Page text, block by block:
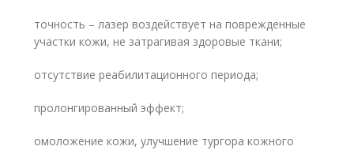
точность – лазер воздействует на поврежденные
участки кожи, не затрагивая здоровые ткани;
отсутствие реабилитационного периода;
пролонгированный эффект;
омоложение кожи, улучшение тургора кожного